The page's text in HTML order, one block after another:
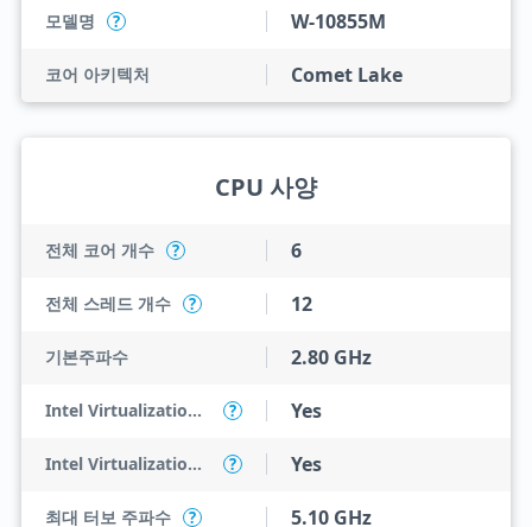
모델명 ? W-10855M
코어 아키텍처 Comet Lake
CPU 사양
전체 코어 개수 ? 6
전체 스레드 개수 ? 12
기본주파수 2.80 GHz
Intel Virtualization Technology (VT-x) ? Yes
Intel Virtualization Technology for Directed I/O (VT-d) ? Yes
최대 터보 주파수 ? 5.10 GHz